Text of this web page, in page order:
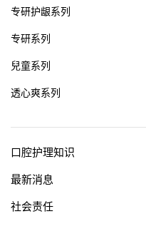
专研护龈系列
专研系列
兒童系列
透心爽系列
口腔护理知识
最新消息
社会责任